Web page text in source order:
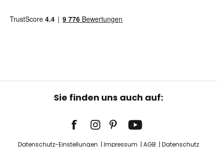
Sie finden uns auch auf:
Datenschutz-Einstellungen Impressum AGB Datenschutz